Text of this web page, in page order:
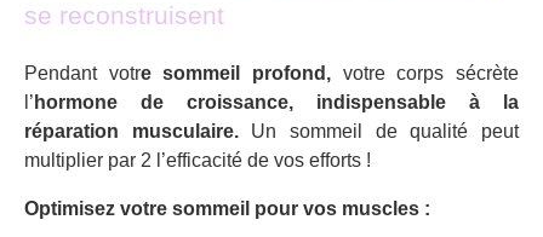
se reconstruisent
Pendant votre sommeil profond, votre corps sécrète
l’ hormone de croissance, indispensable à la
réparation musculaire.Un sommeil de qualité peut
multiplier par 2 l’efficacité de vos efforts !
Optimisez votre sommeil pour vos muscles :